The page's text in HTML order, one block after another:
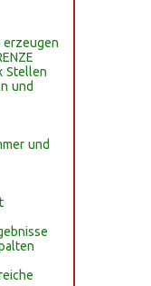
erzeugen
Stellen
und
und